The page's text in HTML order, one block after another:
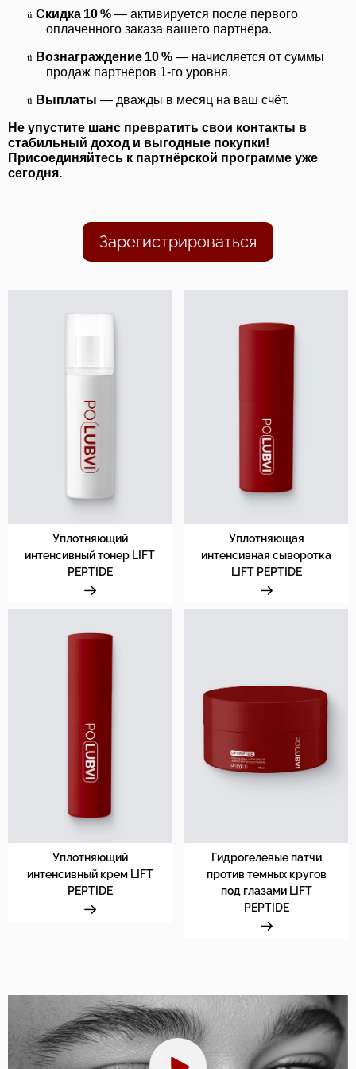
ü Скидка 10 % — активируется после первого
оплаченного заказа вашего партнёра.
ü Вознаграждение 10 % — начисляется от суммы
продаж партнёров 1‑го уровня.
ü Выплаты — дважды в месяц на ваш счёт.
Не упустите шанс превратить свои контакты в
стабильный доход и выгодные покупки!
Присоединяйтесь к партнёрской программе уже
сегодня.
Зарегистрироваться
Уплотняющий
интенсивный тонер LIFT
PEPTIDE
Уплотняющая
интенсивная сыворотка
LIFT PEPTIDE
Уплотняющий
интенсивный крем LIFT
PEPTIDE
Гидрогелевые патчи
против темных кругов
под глазами LIFT
PEPTIDE